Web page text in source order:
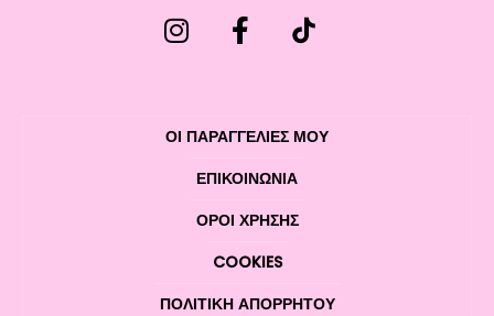
ΟΙ ΠΑΡΑΓΓΕΛΙΕΣ ΜΟΥ
ΕΠΙΚΟΙΝΩΝΊΑ
ΌΡΟΙ ΧΡΉΣΗΣ
COOKIES
ΠΟΛΙΤΙΚΉ ΑΠΟΡΡΉΤΟΥ